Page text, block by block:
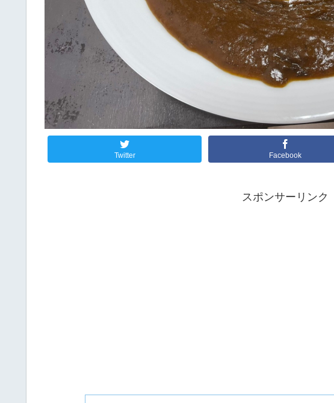
Twitter Facebook
スポンサーリンク